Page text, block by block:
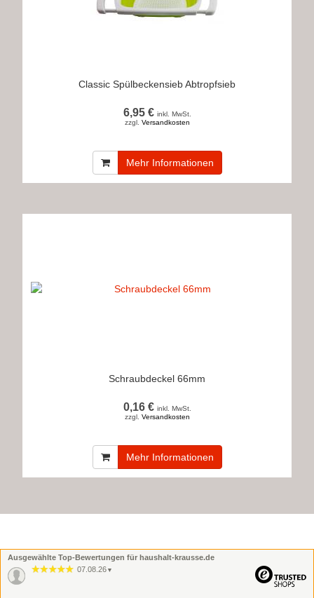
Classic Spülbeckensieb Abtropfsieb
6,95 € inkl. MwSt.
zzgl. Versandkosten
Mehr Informationen
Schraubdeckel 66mm
0,16 € inkl. MwSt.
zzgl. Versandkosten
Mehr Informationen
Ausgewählte Top-Bewertungen für haushalt-krausse.de
07.08.26 ▼